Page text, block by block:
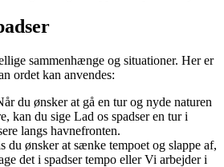
sammenhænge og situationer. Her er
ordet kan anvendes:
du ønsker at gå en tur og nyde naturen
kan du sige Lad os spadser en tur i
langs havnefronten.
du ønsker at sænke tempoet og slappe af,
det i spadser tempo eller Vi arbejder i